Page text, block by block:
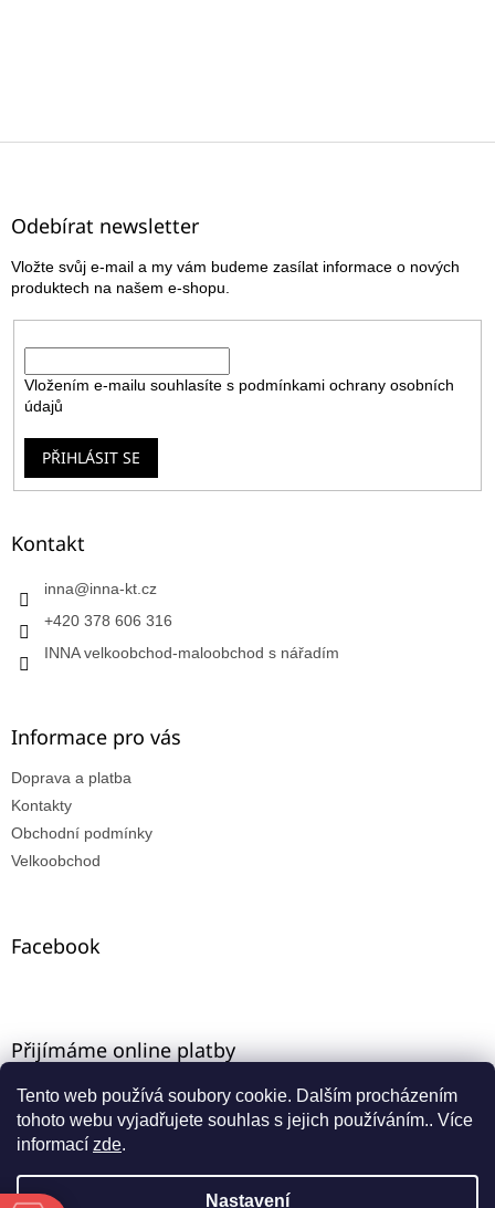
Tento web používá soubory cookie. Dalším procházením
tohoto webu vyjadřujete souhlas s jejich používáním.. Více
informací zde.
Nastavení
Z
Odebírat newsletter
Vložte svůj e-mail a my vám budeme zasílat informace o nových
produktech na našem e-shopu.
Vložením e-mailu souhlasíte s podmínkami ochrany osobních
údajů
PŘIHLÁSIT SE
Kontakt
inna@inna-kt.cz
+420 378 606 316
INNA velkoobchod-maloobchod s nářadím
Informace pro vás
Doprava a platba
Kontakty
Obchodní podmínky
Velkoobchod
Facebook
Přijímáme online platby
Vytvořil Shoptet